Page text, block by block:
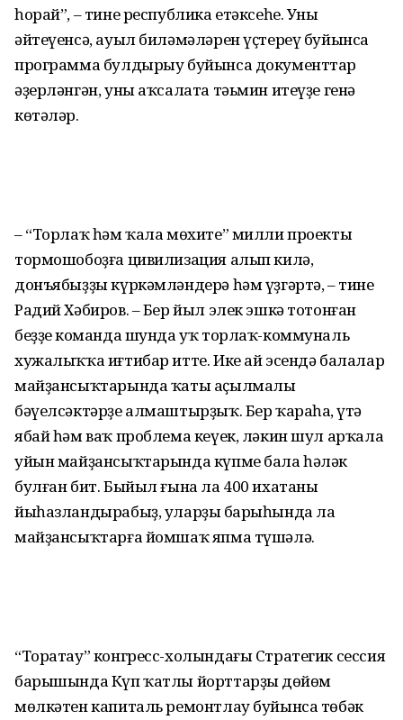
һорай”, – тине республика етәксеһе. Уның
әйтеүенсә, ауыл биләмәләрен үҫтереү буйынса
программа булдырыу буйынса документтар
әҙерләнгән, уны аҡсалата тәьмин итеүҙе генә
көтәләр.
– “Торлаҡ һәм ҡала мөхите” милли проекты
тормошобоҙға цивилизация алып килә,
донъябыҙҙы күркәмләндерә һәм үҙгәртә, – тине
Радий Хәбиров. – Бер йыл элек эшкә тотонған
беҙҙең команда шунда уҡ торлаҡ-коммуналь
хужалыҡҡа иғтибар итте. Ике ай эсендә балалар
майҙансыҡтарында ҡаты аҫылмалы
бәүелсәктәрҙе алмаш­тырҙыҡ. Бер ҡараһаң, үтә
ябай һәм ваҡ проблема кеүек, ләкин шул арҡала
уйын майҙансыҡтарында күпме бала һәләк
булған бит. Быйыл ғына ла 400 ихатаны
йыһазландырабыҙ, уларҙың барыһында ла
майҙансыҡтарға йомшаҡ япма түшәлә.
“Торатау” конгресс-холындағы Стратегик сессия
барышында Күп ҡатлы йорттарҙың дөйөм
мөлкәтен капиталь ремонтлау буйынса төбәк